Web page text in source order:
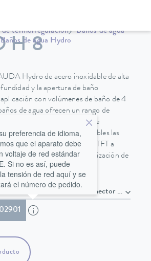
de termorregulación
Baños de agua
Baños de agua Hydro
H 8
Hydro de acero inoxidable de alta
y la apertura de baño
con volúmenes de baño de 4
de agua ofrecen un rango de
°C con una constancia de
por lo que también son posibles las
de ebullición. Una pantalla TFT a
intuitiva con una visualización de
°F.
230 V; 50/60 Hz , Cable de alimentación con conector
preferencia de idioma,
que el aparato debe
voltaje de red estándar
Si no es así, puede
tensión de red aquí y se
el número de pedido.